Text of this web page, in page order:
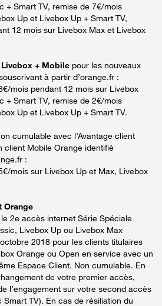
+ Smart TV, remise de 7€/mois
Up et Livebox Up + Smart TV,
12 mois sur Livebox Max et Livebox
+ Mobile pour les nouveaux
à partir d’orange.fr :
mois pendant 12 mois sur Livebox
+ Smart TV, remise de 2€/mois
Up et Livebox Up + Smart TV.
cumulable avec l’Avantage client
client Mobile Orange identifié
:
mois sur Livebox Up et Max, Livebox
Orange
2e accès internet Série Spéciale
Livebox Up ou Livebox Max
2018 pour les clients titulaires
Orange ou Open en service avec un
Espace Client. Non cumulable. En
de votre premier accès,
l’engagement sur votre second accès
TV). En cas de résiliation du